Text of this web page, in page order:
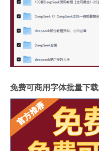
免费可商用字体批量下载